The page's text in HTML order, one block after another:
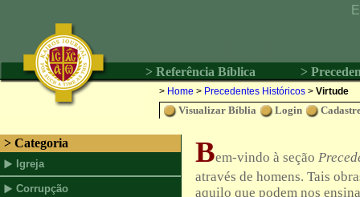
> Referência Bíblica >
> Home > Precedentes Históricos > Virtude
Visualizar Bíblia Login
> Categoria
Igreja
Corrupção
Bem-vindo à seção
através de homens. Tais
aquilo que podem nos